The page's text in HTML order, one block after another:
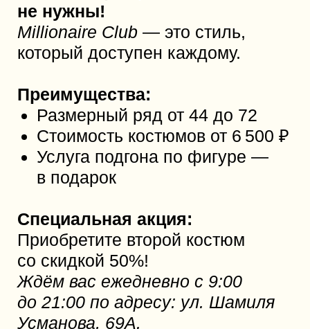
КомпанияNew World
вам уникальные туры для
идеального свадебного отдыха.
Мы работаем с более чем 70
онлайн поиск туров 24/7, чтобы
вы могли найти лучший вариант
для себя в любое время.
Преимущества:
Индивидуальный подход —
учитываются все пожелания
Широкий выбор туров—
от экзотических путешествий
до спокойного отдыха
Квалифицированные
специалисты— помощь
на каждом этапе подготовки